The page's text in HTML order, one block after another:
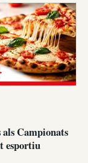
Campionats
esportiu